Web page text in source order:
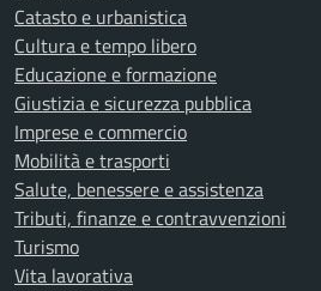
Catasto e urbanistica
Cultura e tempo libero
Educazione e formazione
Giustizia e sicurezza pubblica
Imprese e commercio
Mobilità e trasporti
Salute, benessere e assistenza
Tributi, finanze e contravvenzioni
Turismo
Vita lavorativa